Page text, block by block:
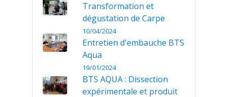
Transformation et
dégustation de Carpe
10/04/2024
Entretien d'embauche BTS
Aqua
19/01/2024
BTS AQUA : Dissection
expérimentale et produit